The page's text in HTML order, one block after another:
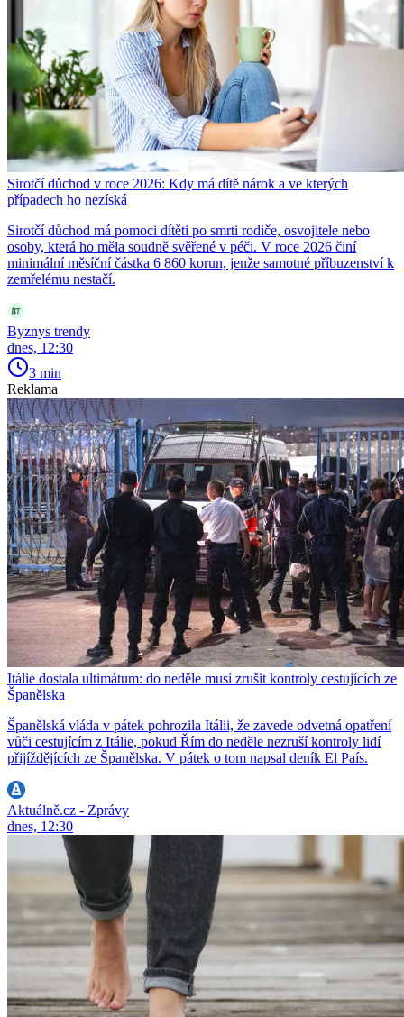
Sirotčí důchod v roce 2026: Kdy má dítě nárok a ve kterých
případech ho nezíská
Sirotčí důchod má pomoci dítěti po smrti rodiče, osvojitele nebo
osoby, která ho měla soudně svěřené v péči. V roce 2026 činí
minimální měsíční částka 6 860 korun, jenže samotné příbuzenství k
zemřelému nestačí.
Byznys trendy
dnes, 12:30
3 min
Reklama
Itálie dostala ultimátum: do neděle musí zrušit kontroly cestujících ze
Španělska
Španělská vláda v pátek pohrozila Itálii, že zavede odvetná opatření
vůči cestujícím z Itálie, pokud Řím do neděle nezruší kontroly lidí
přijíždějících ze Španělska. V pátek o tom napsal deník El País.
Aktuálně.cz - Zprávy
dnes, 12:30